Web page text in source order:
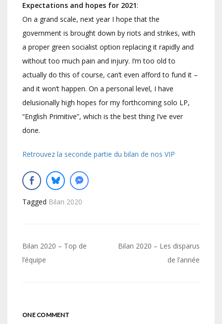
Expectations and hopes for 2021:
On a grand scale, next year I hope that the
government is brought down by riots and strikes, with
a proper green socialist option replacing it rapidly and
without too much pain and injury. I’m too old to
actually do this of course, can’t even afford to fund it –
and it won’t happen. On a personal level, I have
delusionally high hopes for my forthcoming solo LP,
“English Primitive”, which is the best thing I’ve ever
done.
Retrouvez la seconde partie du bilan de nos VIP
Tagged Bilan 2020
Navigation
de
Bilan 2020 – Top de
l’équipe
Bilan 2020 – Les disparus
de l’année
ONE COMMENT